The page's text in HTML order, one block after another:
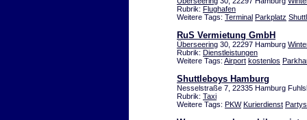
Rubrik: Flughafen
Weitere Tags: Terminal Parkplatz
RuS Vermietung GmbH
Überseering 30, 22297 Hamburg
Rubrik: Dienstleistungen
Weitere Tags: Airport kostenlos
Shuttleboys Hamburg
Nesselstraße 7, 22335 Hamburg
Rubrik: Taxi
Weitere Tags: PKW Kurierdienst